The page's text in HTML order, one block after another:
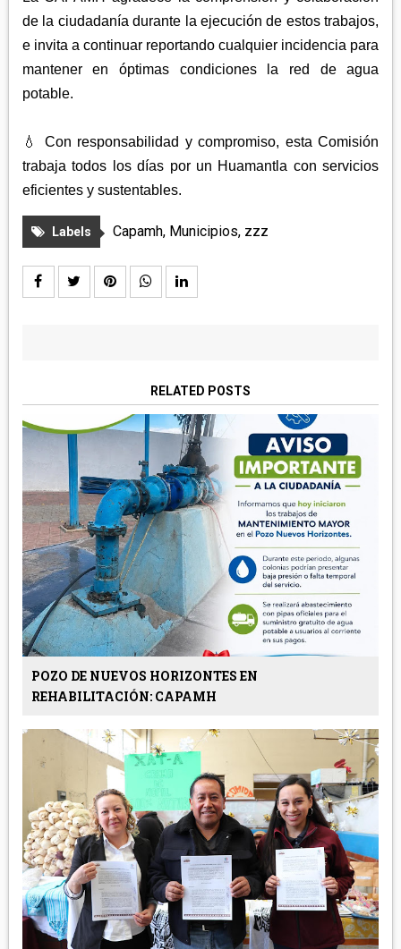
de la ciudadanía durante la ejecución de estos trabajos,
e invita a continuar reportando cualquier incidencia para
mantener en óptimas condiciones la red de agua
potable.
💧 Con responsabilidad y compromiso, esta Comisión
trabaja todos los días por un Huamantla con servicios
eficientes y sustentables.
Labels Capamh, Municipios, zzz
RELATED POSTS
POZO DE NUEVOS HORIZONTES EN
REHABILITACIÓN: CAPAMH